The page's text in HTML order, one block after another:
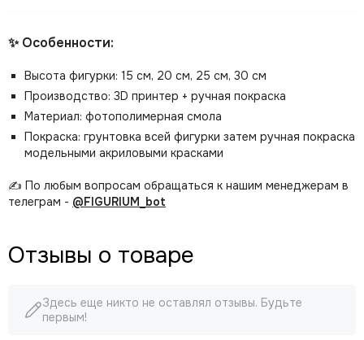
✨ Особенности:
Высота фигурки: 15 см, 20 см, 25 см, 30 см
Производство: 3D принтер + ручная покраска
Материал: фотополимерная смола
Покраска: грунтовка всей фигурки затем ручная покраска
модельными акриловыми красками
✍️ По любым вопросам обращаться к нашим менеджерам в
телеграм - @FIGURIUM_bot
Отзывы о товаре
Здесь еще никто не оставлял отзывы. Будьте
первым!